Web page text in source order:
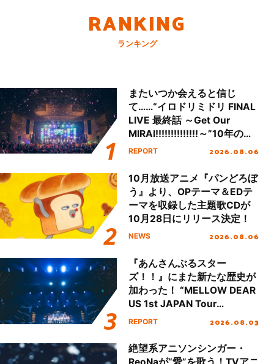
RANKING
ランキング
またいつか会えると信じ
て……“イロドリミドリ FINAL
LIVE 最終話 ～Get Our
MIRAI!!!!!!!!!!!!!!～”10年の活
動を経てファイナルを迎える
REPORT 2026.08.06
10月放送アニメ『パンどろぼ
う』より、OPテーマ＆EDテ
ーマを収録した主題歌CDが
10月28日にリリース決定！
NEWS 2026.08.06
『あんさんぶるスター
ズ！！』にまた新たな歴史が
加わった！ “MELLOW DEAR
US 1st JAPAN Tour
Final「NICE to meet YOU
ート!!
REPORT 2026.08.03
絶望系アニソンシンガー・
ReoNaが“愛”を歌う！TVアニ